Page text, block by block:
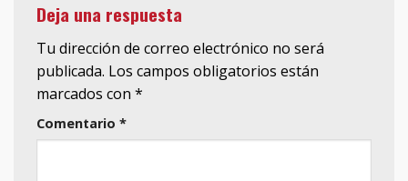
Deja una respuesta
Tu dirección de correo electrónico no será
publicada. Los campos obligatorios están
marcados con *
Comentario *